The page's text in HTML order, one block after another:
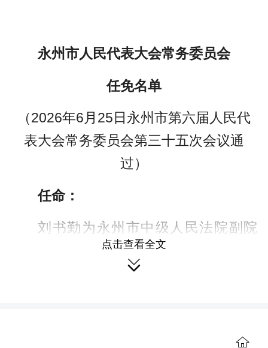
永州市人民代表大会常务委员会
任免名单
（2026年6月25日永州市第六届人民代
表大会常务委员会第三十五次会议通
过）
任命：
刘书勤为永州市中级人民法院副院
长、审判委员会委员、审判员；
李茜为永州市中级人民法院刑事审
点击查看全文
